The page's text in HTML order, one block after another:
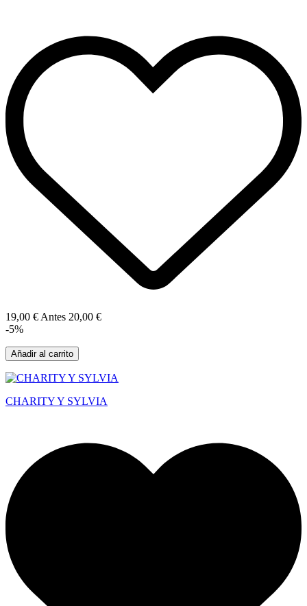
19,00 € Antes 20,00 €
-5%
Añadir al carrito
CHARITY Y SYLVIA